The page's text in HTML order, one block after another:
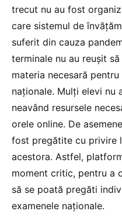
trecut nu au fost
care sistemul de
suferit din cauza
terminale nu au reușit
materia necesară
naționale. Mulți elevi nu
neavând resursele
orele online. De
fost pregătite cu privire
acestora. Astfel,
moment critic, pentru a
să se poată pregăti
examenele naționale.